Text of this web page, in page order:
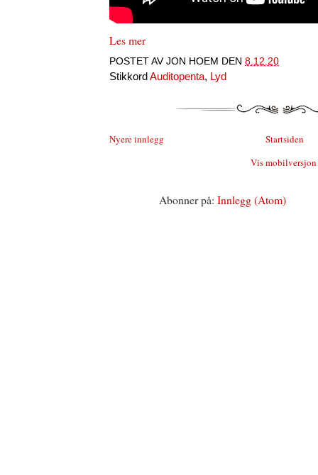
Les mer
POSTET AV JON HOEM DEN 8.12.20
Stikkord Auditopenta, Lyd
Nyere innlegg
Startsiden
Vis mobilversjon
Abonner på: Innlegg (Atom)